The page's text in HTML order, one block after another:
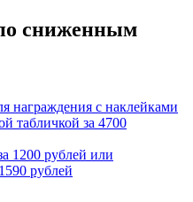
сниженным
награждения с наклейками
табличкой за 4700
1200 рублей или
рублей